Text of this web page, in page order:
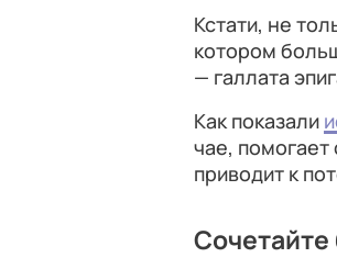
Кстати, не
котором
— галлата
Как показали
чае, помогает
приводит к
Сочетайте